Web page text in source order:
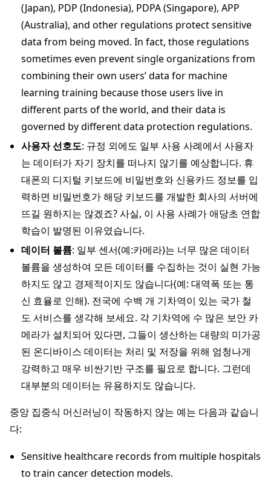
(Japan), PDP (Indonesia), PDPA (Singapore), APP
(Australia), and other regulations protect sensitive
data from being moved. In fact, those regulations
sometimes even prevent single organizations from
combining their own users’ data for machine
learning training because those users live in
different parts of the world, and their data is
governed by different data protection regulations.
사용자 선호도: 규정 외에도 일부 사용 사례에서 사용자
는 데이터가 자기 장치를 떠나지 않기를 예상합니다. 휴
대폰의 디지털 키보드에 비밀번호와 신용카드 정보를 입
력하면 비밀번호가 해당 키보드를 개발한 회사의 서버에
뜨길 원하지는 않겠죠? 사실, 이 사용 사례가 애당초 연합
학습이 발명된 이유였습니다.
데이터 볼륨: 일부 센서(예:카메라)는 너무 많은 데이터
볼륨을 생성하여 모든 데이터를 수집하는 것이 실현 가능
하지도 않고 경제적이지도 않습니다(예: 대역폭 또는 통
신 효율로 인해). 전국에 수백 개 기차역이 있는 국가 철
도 서비스를 생각해 보세요. 각 기차역에 수 많은 보안 카
메라가 설치되어 있다면, 그들이 생산하는 대량의 미가공
된 온디바이스 데이터는 처리 및 저장을 위해 엄청나게
강력하고 매우 비싼기반 구조를 필요로 합니다. 그런데
대부분의 데이터는 유용하지도 않습니다.
중앙 집중식 머신러닝이 작동하지 않는 예는 다음과 같습니
다:
Sensitive healthcare records from multiple hospitals
to train cancer detection models.